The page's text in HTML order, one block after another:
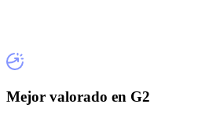
Mejor valorado en G2